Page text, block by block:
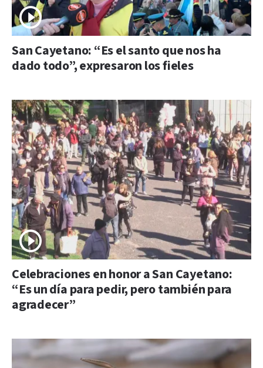
San Cayetano: “Es el santo que nos ha
dado todo”, expresaron los fieles
Celebraciones en honor a San Cayetano:
“Es un día para pedir, pero también para
agradecer”